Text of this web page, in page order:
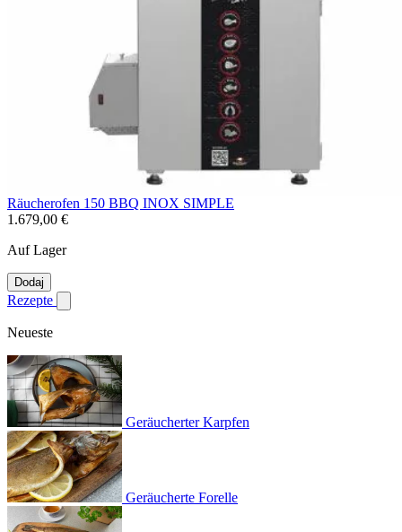
Räucherofen 150 BBQ INOX SIMPLE
1.679,00 €
Auf Lager
Dodaj
Rezepte
Untermenü für Rezepte anzeigen
Neueste
Geräucherter Karpfen
Geräucherte Forelle